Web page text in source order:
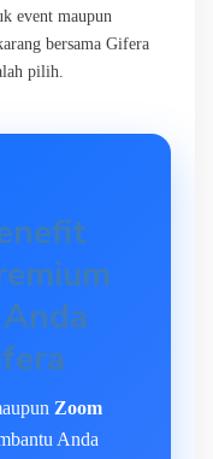
event maupun
bersama Gifera
pilih.
Zoom
Anda